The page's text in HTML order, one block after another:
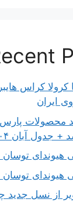
ایران
محصولات
آبان ۱۴۰۴
توسان ۲۰۲۵
توسان ۲۰۲۵